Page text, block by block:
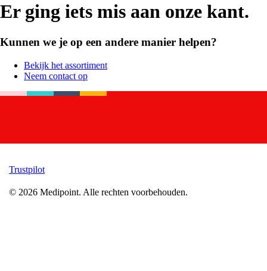
Er ging iets mis aan onze kant.
Kunnen we je op een andere manier helpen?
Bekijk het assortiment
Neem contact op
Trustpilot
© 2026 Medipoint. Alle rechten voorbehouden.